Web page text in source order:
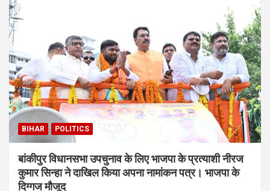
BIHAR POLITICS
बांकीपुर विधानसभा उपचुनाव के लिए भाजपा के प्रत्याशी नीरज
कुमार सिन्हा ने दाखिल किया अपना नामांकन पत्र। भाजपा के
दिग्गज मौजूद